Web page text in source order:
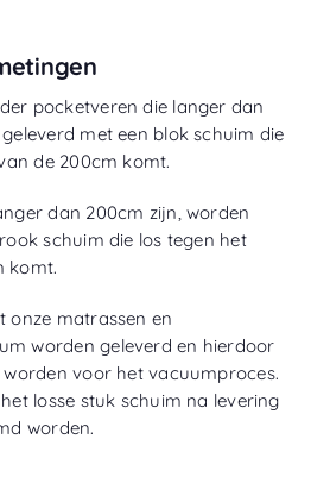
pocketveren die langer dan
met een blok schuim die
de 200cm komt.
dan 200cm zijn, worden
schuim die los tegen het
komt.
onze matrassen en
worden geleverd en hierdoor
voor het vacuumproces.
losse stuk schuim na levering
worden.